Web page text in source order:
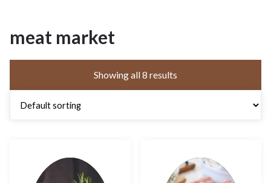
meat market
Showing all 8 results